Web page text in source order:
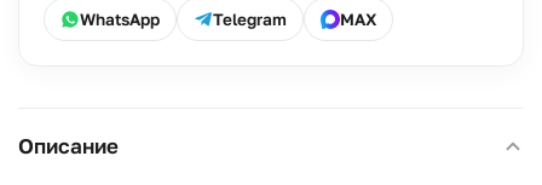
WhatsApp
Telegram MAX
Описание